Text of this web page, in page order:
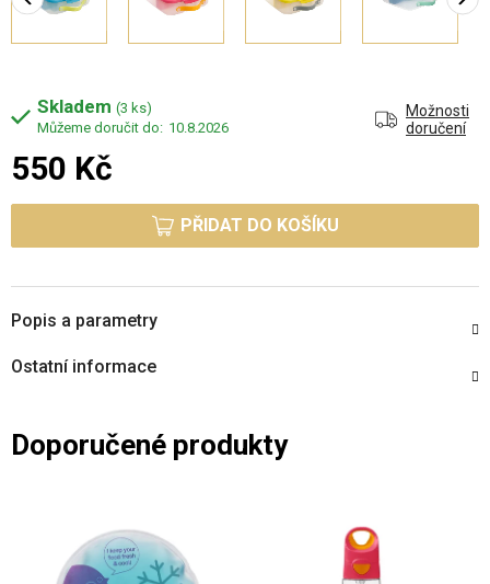
Skladem (3 ks)
10.8.2026
Možnosti
doručení
550 Kč
PŘIDAT DO KOŠÍKU
Popis a parametry
Ostatní informace
Doporučené produkty